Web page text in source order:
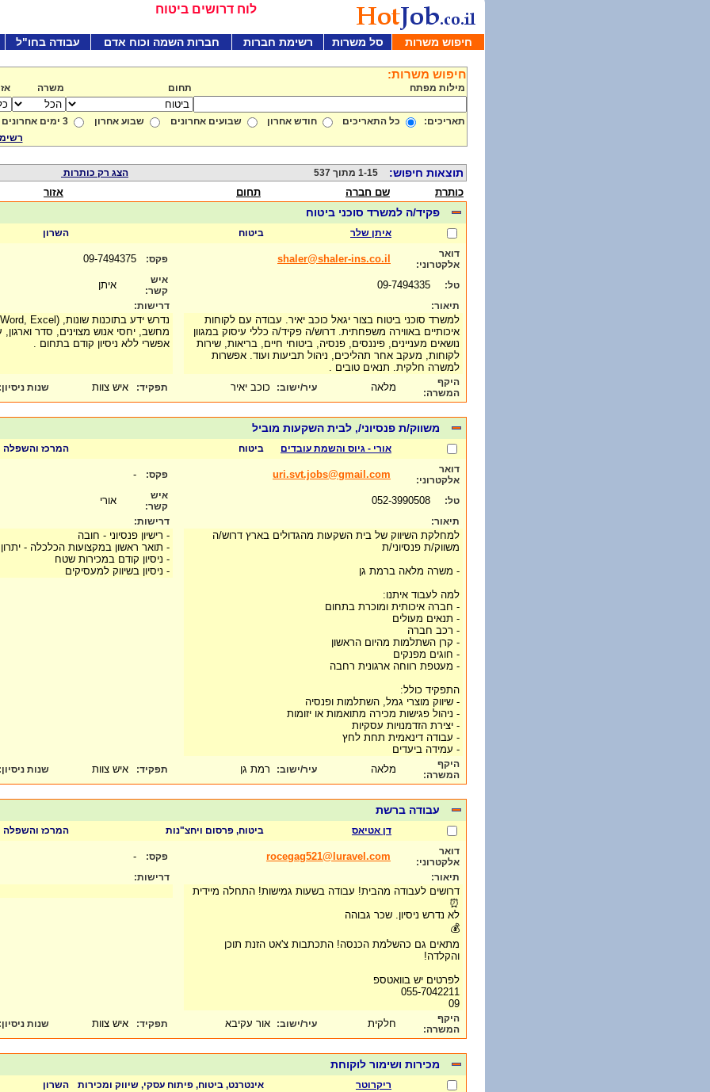
לוח דרושים ביטוח
חיפוש משרות סל משרות רשימת חברות חברות השמה וכוח אדם עבודה בחו"ל
חיפוש משרות:
מילות מפתח תחום משרה
תאריכים: כל התאריכים חודש אחרון שבועים אחרונים שבוע אחרון 3 ימים אחרונים
תוצאות חיפוש: 1-15 מתוך 537 הצג רק כותרות
כותרת שם חברה תחום אזור
פקיד/ה למשרד סוכני ביטוח
איתן שלר ביטוח השרון
דואר
אלקטרוני:
shaler@shaler-ins.co.il פקס:
טל:
איש
קשר:
איתן
תיאור:
למשרד סוכני ביטוח בצור יגאל כוכב יאיר. עבודה עם לקוחות
איכותיים באווירה משפחתית. דרוש/ה פקיד/ה כללי עיסוק במגוון
נושאים מעניינים, פיננסים, פנסיה, ביטוחי חיים, בריאות, שירות
לקוחות, מעקב אחר תהליכים, ניהול תביעות ועוד. אפשרות
למשרה חלקית. תנאים טובים .
דרישות:
מחשב, יחסי אנוש מצוינים, סדר
אפשרי ללא ניסיון קודם בתחום .
היקף
המשרה:
מלאה עיר/ישוב: כוכב יאיר תפקיד: איש צוות שנות ניסיון:
משווק/ת פנסיוני/, לבית השקעות מוביל
אורי - גיוס והשמת עובדים ביטוח המרכז והשפלה
דואר
אלקטרוני:
uri.svt.jobs@gmail.com פקס: -
טל:
איש
קשר:
אורי
תיאור:
למחלקת השיווק של בית השקעות מהגדולים בארץ דרוש/ה
משווק/ת פנסיוני/ת
- משרה מלאה ברמת גן
למה לעבוד איתנו:
- חברה איכותית ומוכרת בתחום
- תנאים מעולים
- רכב חברה
- קרן השתלמות מהיום הראשון
- חוגים מפנקים
- מעטפת רווחה ארגונית רחבה
התפקיד כולל:
- שיווק מוצרי גמל, השתלמות ופנסיה
- ניהול פגישות מכירה מתואמות או יזומות
- יצירת הזדמנויות עסקיות
- עבודה דינאמית תחת לחץ
- עמידה ביעדים
דרישות:
- רישיון פנסיוני - חובה
- תואר ראשון במקצועות הכלכלה - יתרון
- ניסיון קודם במכירות שטח
- ניסיון בשיווק למעסיקים
היקף
המשרה:
מלאה עיר/ישוב: רמת גן תפקיד: איש צוות שנות ניסיון:
עבודה ברשת
דן אטיאס ביטוח, פרסום ויחצ"נות המרכז והשפלה
דואר
אלקטרוני:
rocegag521@luravel.com פקס: -
תיאור:
דרושים לעבודה מהבית! עבודה בשעות גמישות! התחלה מיידית
⏰
לא נדרש ניסיון. שכר גבוהה
💰
מתאים גם כהשלמת הכנסה! התכתבות צ'אט הזנת תוכן
והקלדה!
לפרטים יש בוואטספ
055-7042211
09
דרישות:
היקף
המשרה:
חלקית עיר/ישוב: אור עקיבא תפקיד: איש צוות שנות ניסיון:
מכירות ושימור לוקוחת
ריקרוטר אינטרנט, ביטוח, פיתוח עסקי, שיווק ומכירות השרון